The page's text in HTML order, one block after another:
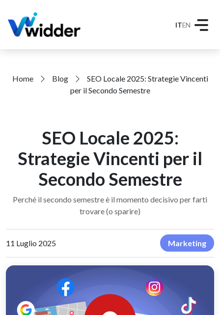
ITEN
Home Blog
SEO Locale 2025: Strategie Vincenti
per il Secondo Semestre
SEO Locale 2025:
Strategie Vincenti per il
Secondo Semestre
Perché il secondo semestre è il momento decisivo per farti
trovare (o sparire)
11 Luglio 2025 Marketing